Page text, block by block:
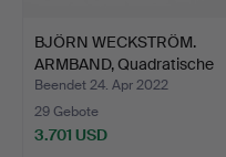
BJÖRN WECKSTRÖM.
ARMBAND, Quadratische
For…
Beendet 24. Apr 2022
29 Gebote
3.701 USD